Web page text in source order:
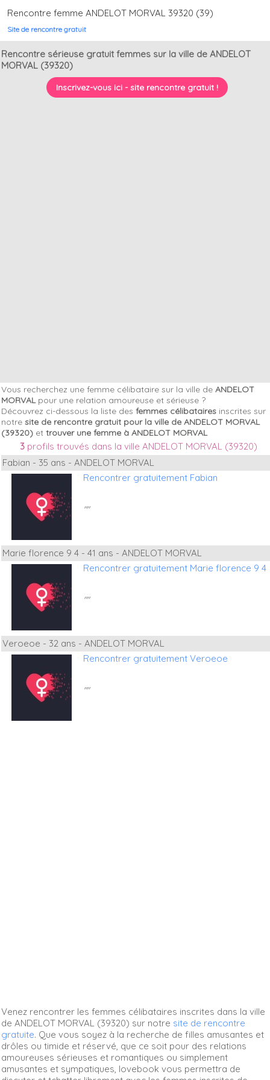
Rencontre femme ANDELOT MORVAL 39320 (39)
Site de rencontre gratuit
Rencontre sérieuse gratuit femmes sur la ville de ANDELOT
MORVAL (39320)
Inscrivez-vous ici - site rencontre gratuit !
Vous recherchez une femme célibataire sur la ville de ANDELOT
MORVALpour une relation amoureuse et sérieuse ?
Découvrez ci-dessous la liste des femmes célibataires inscrites sur
notre site de rencontre gratuit pour la ville de ANDELOT MORVAL
(39320) et trouver une femme à ANDELOT MORVAL
3 profils trouvés dans la ville ANDELOT MORVAL (39320)
Fabian - 35 ans - ANDELOT MORVAL
Rencontrer gratuitement Fabian
""
Marie florence 9 4 - 41 ans - ANDELOT MORVAL
Rencontrer gratuitement Marie florence 9 4
""
Veroeoe - 32 ans - ANDELOT MORVAL
Rencontrer gratuitement Veroeoe
""
Venez rencontrer les femmes célibataires inscrites dans la ville
de ANDELOT MORVAL (39320) sur notre site de rencontre
gratuite. Que vous soyez à la recherche de filles amusantes et
drôles ou timide et réservé, que ce soit pour des relations
amoureuses sérieuses et romantiques ou simplement
amusantes et sympatiques, lovebook vous permettra de